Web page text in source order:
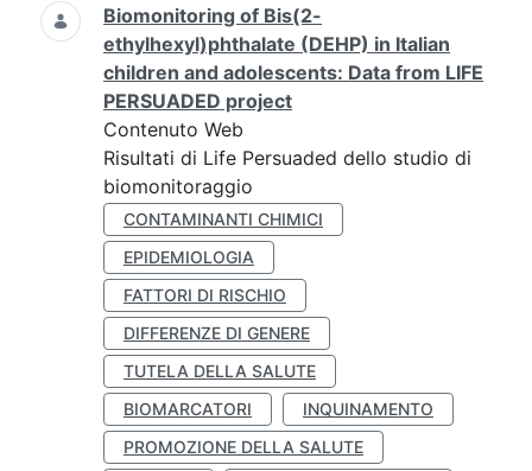
Biomonitoring of Bis(2-
ethylhexyl)phthalate (DEHP) in Italian
children and adolescents: Data from LIFE
PERSUADED project
Contenuto Web
Risultati di Life Persuaded dello studio di
biomonitoraggio
CONTAMINANTI CHIMICI
EPIDEMIOLOGIA
FATTORI DI RISCHIO
DIFFERENZE DI GENERE
TUTELA DELLA SALUTE
BIOMARCATORI
INQUINAMENTO
PROMOZIONE DELLA SALUTE